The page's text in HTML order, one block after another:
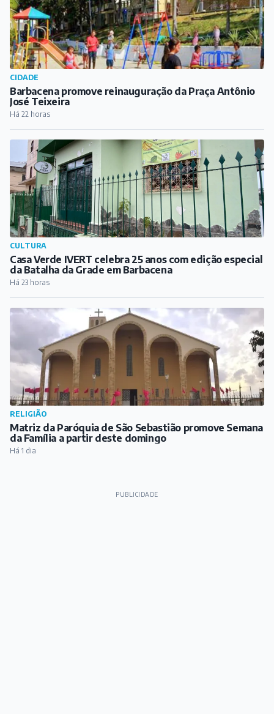
CULTURA
Casa Verde IVERT celebra 25 anos com edição especial
da Batalha da Grade em Barbacena
Há 23 horas
RELIGIÃO
Matriz da Paróquia de São Sebastião promove Semana
da Família a partir deste domingo
Há 1 dia
PUBLICIDADE